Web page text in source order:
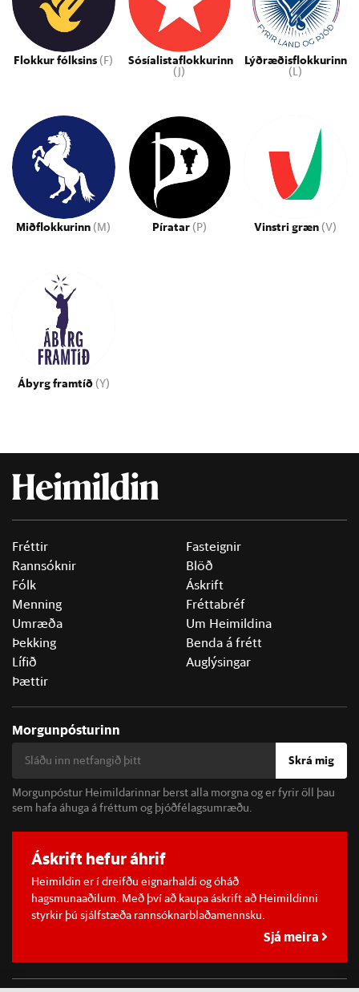
Flokkur fólksins (F) Sósíalistaflokkurinn
(J)
Lýðræðisflokkurinn
(L)
Miðflokkurinn (M) Píratar (P) Vinstri græn (V)
Ábyrg framtíð (Y)
Fréttir
Rannsóknir
Fólk
Menning
Umræða
Þekking
Lífið
Þættir
Fasteignir
Blöð
Áskrift
Fréttabréf
Um Heimildina
Benda á frétt
Auglýsingar
Morgunpósturinn
Skrá mig
Morgunpóstur Heimildarinnar berst alla morgna og er fyrir öll þau
sem hafa áhuga á fréttum og þjóðfélagsumræðu.
Áskrift hefur áhrif
Heimildin er í dreifðu eignarhaldi og óháð
hagsmunaaðilum. Með því að kaupa áskrift að Heimildinni
styrkir þú sjálfstæða rannsóknarblaðamennsku.
Sjá meira